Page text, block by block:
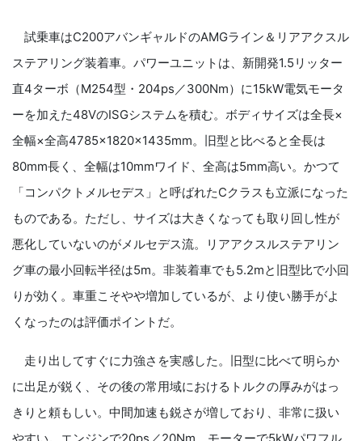
試乗車はC200アバンギャルドのAMGライン＆リアアクスル
ステアリング装着車。パワーユニットは、新開発1.5リッター
直4ターボ（M254型・204ps／300Nm）に15‌kW電気モータ
ーを加えた48VのISGシステムを積む。ボディサイズは全長×
全幅×全高4785×1820×1435mm。旧型と比べると全長は
80mm長く、全幅は10mmワイド、全高は5mm高い。かつて
「コンパクトメルセデス」と呼ばれたCクラスも立派になった
ものである。ただし、サイズは大きくなっても取り回し性が
悪化していないのがメルセデス流。リアアクスルステアリン
グ車の最小回転半径は5m。非装着車でも5.2mと旧型比で小回
りが効く。車重こそやや増加しているが、より使い勝手がよ
くなったのは評価ポイントだ。
走り出してすぐに力強さを実感した。旧型に比べて明らか
に出足が鋭く、その後の常用域におけるトルクの厚みがはっ
きりと頼もしい。中間加速も鋭さが増しており、非常に扱い